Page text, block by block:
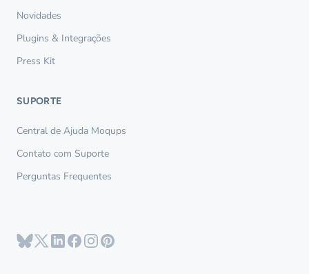
Novidades
Plugins & Integrações
Press Kit
SUPORTE
Central de Ajuda Moqups
Contato com Suporte
Perguntas Frequentes